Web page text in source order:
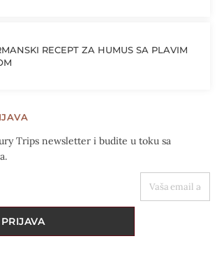
RECEPT ZA HUMUS SA PLAVIM
Trips newsletter i budite u toku sa
PRIJAVA